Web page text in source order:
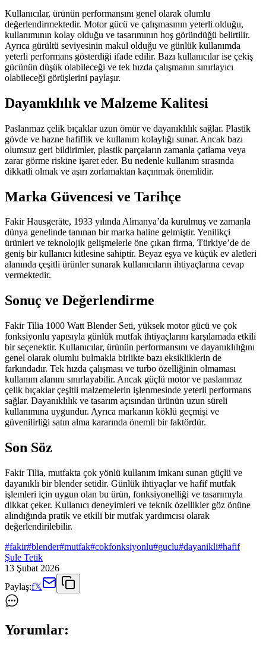
Kullanıcılar, ürünün performansını genel olarak olumlu
değerlendirmektedir. Motor gücü ve çalışmasının yeterli olduğu,
kullanımının kolay olduğu ve tasarımının hoş göründüğü belirtilir.
Ayrıca gürültü seviyesinin makul olduğu ve günlük kullanımda
yeterli performans gösterdiği ifade edilir. Bazı kullanıcılar ise çekiş
gücünün düşük olabileceği ve tek hızda çalışmanın sınırlayıcı
olabileceği görüşlerini paylaşır.
Dayanıklılık ve Malzeme Kalitesi
Paslanmaz çelik bıçaklar uzun ömür ve dayanıklılık sağlar. Plastik
gövde ve hazne hafiflik ve kullanım kolaylığı sunar. Ancak bazı
olumsuz geri bildirimler, plastik parçaların zamanla çatlama veya
zarar görme riskine işaret eder. Bu nedenle kullanım sırasında
dikkatli olmak ve aşırı zorlamaktan kaçınmak önemlidir.
Marka Güvencesi ve Tarihçe
Fakir Hausgeräte, 1933 yılında Almanya’da kurulmuş ve zamanla
dünya genelinde tanınan bir marka haline gelmiştir. Yenilikçi
ürünleri ve teknolojik gelişmelerle öne çıkan firma, Türkiye’de de
geniş bir kullanıcı kitlesine sahiptir. Beyaz eşya ve küçük ev aletleri
alanında çeşitli ürünler sunarak kullanıcıların ihtiyaçlarına cevap
vermektedir.
Sonuç ve Değerlendirme
Fakir Tilia 1000 Watt Blender Seti, yüksek motor gücü ve çok
fonksiyonlu yapısıyla günlük mutfak ihtiyaçlarını karşılamada etkili
bir seçenektir. Kullanıcılar, ürünün performansını ve dayanıklılığını
genel olarak olumlu bulmakla birlikte bazı eksikliklerin de
farkındadır. Tek hızda çalışması ve turbo özelliğinin olmaması
kullanım alanını sınırlayabilir. Ancak güçlü motor ve paslanmaz
çelik bıçaklar çeşitli malzemelerin işlenmesinde yeterli performans
sağlar. Dayanıklılık ve tasarım açısından ürünün uzun süreli
kullanımına uygundur. Ayrıca markanın köklü geçmişi ve
güvenilirliği satın alma kararında önemli bir faktördür.
Son Söz
Fakir Tilia, mutfakta çok yönlü kullanım imkanı sunan güçlü ve
dayanıklı bir blender setidir. Günlük ihtiyaçlar ve hafif mutfak
işlemleri için uygun olan bu ürün, fonksiyonelliği ve tasarımıyla
dikkat çeker. Kullanıcı deneyimleri ve teknik özellikler göz önüne
alındığında pratik ve etkili bir mutfak yardımcısı olarak
değerlendirilebilir.
#fakir#blender#mutfak#cokfonksiyonlu#guclu#dayanikli#hafif
Şule Tetik
13 Şubat 2026
Paylaş:f𝕏
Yorumlar: